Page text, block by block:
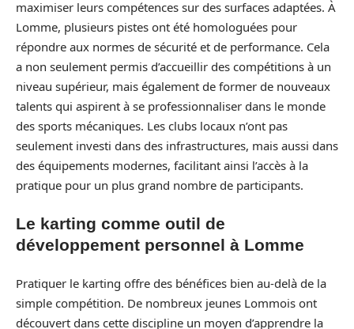
maximiser leurs compétences sur des surfaces adaptées. À
Lomme, plusieurs pistes ont été homologuées pour
répondre aux normes de sécurité et de performance. Cela
a non seulement permis d’accueillir des compétitions à un
niveau supérieur, mais également de former de nouveaux
talents qui aspirent à se professionnaliser dans le monde
des sports mécaniques. Les clubs locaux n’ont pas
seulement investi dans des infrastructures, mais aussi dans
des équipements modernes, facilitant ainsi l’accès à la
pratique pour un plus grand nombre de participants.
Le karting comme outil de
développement personnel à Lomme
Pratiquer le karting offre des bénéfices bien au-delà de la
simple compétition. De nombreux jeunes Lommois ont
découvert dans cette discipline un moyen d’apprendre la